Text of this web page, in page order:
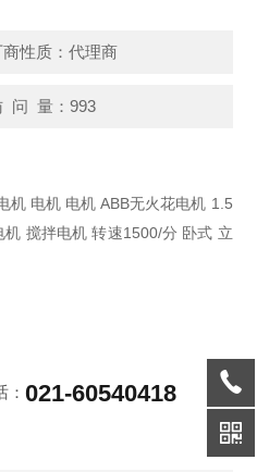
商性质：代理商
问 量：993
搅拌电机 转速1500/分 卧式 立
：021-60540418